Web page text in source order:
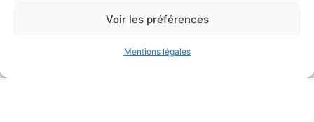
Voir les préférences
Mentions légales
Mentions légales